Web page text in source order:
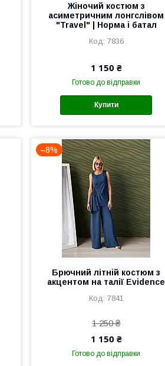
Жіночий костюм з
асиметричним лонгслівом
"Travel" | Норма і батал
7836
1 150 ₴
Готово до відправки
Купити
–8%
Брючний літній костюм з
акцентом на талії Evidence
7841
1 250 ₴
1 150 ₴
Готово до відправки